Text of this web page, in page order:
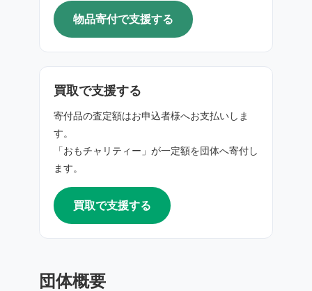
物品寄付で支援する
買取で支援する
寄付品の査定額はお申込者様へお支払いしま
す。
「おもチャリティー」が一定額を団体へ寄付し
ます。
買取で支援する
団体概要